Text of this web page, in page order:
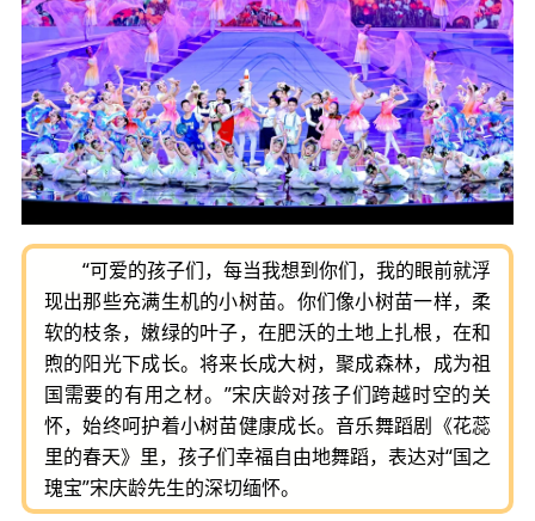
“可爱的孩子们，每当我想到你们，我的眼前就浮
现出那些充满生机的小树苗。你们像小树苗一样，柔
软的枝条，嫩绿的叶子，在肥沃的土地上扎根，在和
煦的阳光下成长。将来长成大树，聚成森林，成为祖
国需要的有用之材。”宋庆龄对孩子们跨越时空的关
怀，始终呵护着小树苗健康成长。音乐舞蹈剧《花蕊
里的春天》里，孩子们幸福自由地舞蹈，表达对“国之
瑰宝”宋庆龄先生的深切缅怀。